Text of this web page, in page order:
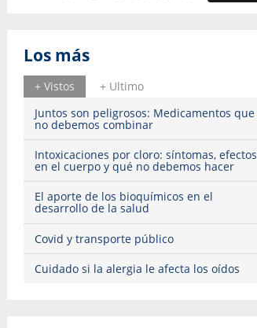
Los más
+ Vistos
+ Ultimo
Juntos son peligrosos: Medicamentos que
no debemos combinar
Intoxicaciones por cloro: síntomas, efectos
en el cuerpo y qué no debemos hacer
El aporte de los bioquímicos en el
desarrollo de la salud
Covid y transporte público
Cuidado si la alergia le afecta los oídos